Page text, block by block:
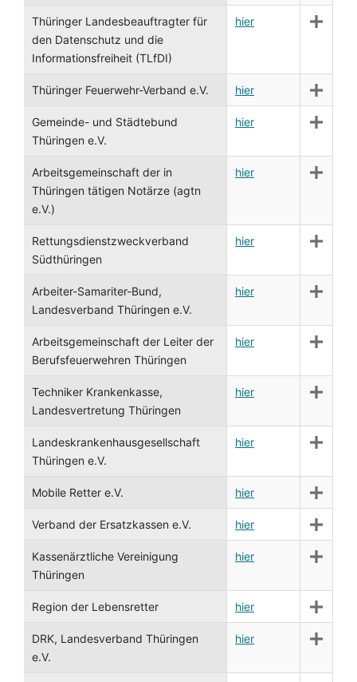
Thüringer Landesbeauftragter für
den Datenschutz und die
Informationsfreiheit (TLfDI)
hier
Thüringer Feuerwehr-Verband e.V. hier
Gemeinde- und Städtebund
Thüringen e.V.
hier
Arbeitsgemeinschaft der in
Thüringen tätigen Notärze (agtn
e.V.)
hier
Rettungsdienstzweckverband
Südthüringen
hier
Arbeiter-Samariter-Bund,
Landesverband Thüringen e.V.
hier
Arbeitsgemeinschaft der Leiter der
Berufsfeuerwehren Thüringen
hier
Techniker Krankenkasse,
Landesvertretung Thüringen
hier
Landeskrankenhausgesellschaft
Thüringen e.V.
hier
Mobile Retter e.V. hier
Verband der Ersatzkassen e.V. hier
Kassenärztliche Vereinigung
Thüringen
hier
Region der Lebensretter hier
DRK, Landesverband Thüringen
e.V.
hier